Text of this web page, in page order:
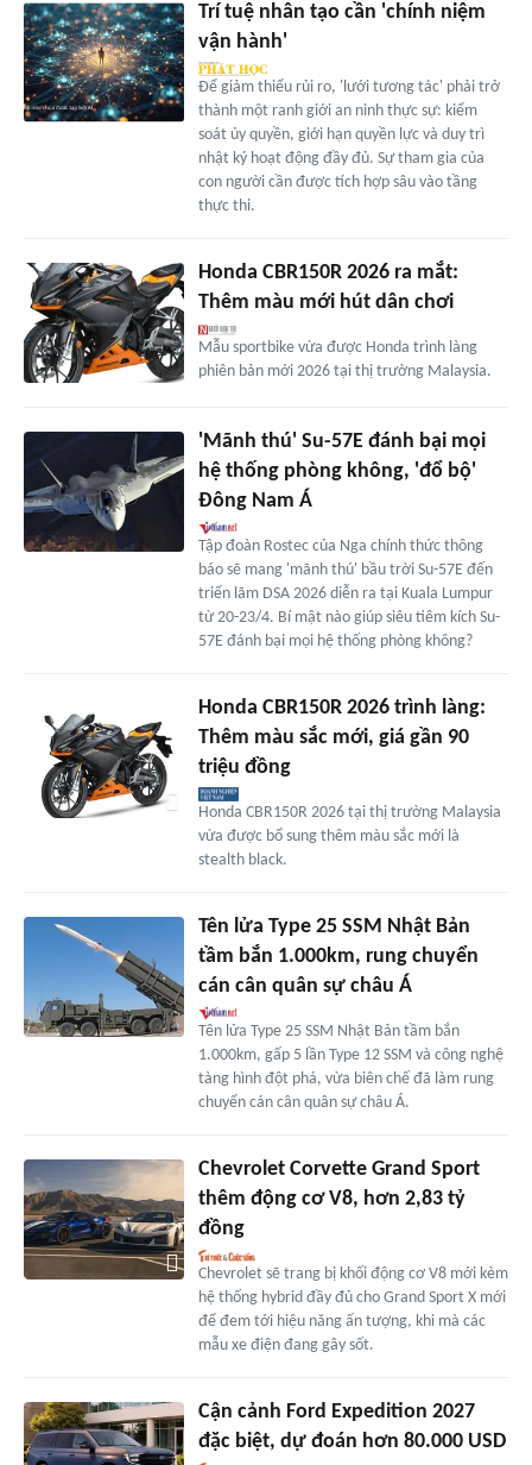
Trí tuệ nhân tạo cần 'chính niệm
vận hành'
Để giảm thiểu rủi ro, 'lưới tương tác' phải trở
thành một ranh giới an ninh thực sự: kiểm
soát ủy quyền, giới hạn quyền lực và duy trì
nhật ký hoạt động đầy đủ. Sự tham gia của
con người cần được tích hợp sâu vào tầng
thực thi.
Honda CBR150R 2026 ra mắt:
Thêm màu mới hút dân chơi
Mẫu sportbike vừa được Honda trình làng
phiên bản mới 2026 tại thị trường Malaysia.
'Mãnh thú' Su-57E đánh bại mọi
hệ thống phòng không, 'đổ bộ'
Đông Nam Á
Tập đoàn Rostec của Nga chính thức thông
báo sẽ mang 'mãnh thú' bầu trời Su-57E đến
triển lãm DSA 2026 diễn ra tại Kuala Lumpur
từ 20-23/4. Bí mật nào giúp siêu tiêm kích Su-
57E đánh bại mọi hệ thống phòng không?
Honda CBR150R 2026 trình làng:
Thêm màu sắc mới, giá gần 90
triệu đồng
Honda CBR150R 2026 tại thị trường Malaysia
vừa được bổ sung thêm màu sắc mới là
stealth black.
Tên lửa Type 25 SSM Nhật Bản
tầm bắn 1.000km, rung chuyển
cán cân quân sự châu Á
Tên lửa Type 25 SSM Nhật Bản tầm bắn
1.000km, gấp 5 lần Type 12 SSM và công nghệ
tàng hình đột phá, vừa biên chế đã làm rung
chuyển cán cân quân sự châu Á.
Chevrolet Corvette Grand Sport
thêm động cơ V8, hơn 2,83 tỷ
đồng
Chevrolet sẽ trang bị khối động cơ V8 mới kèm
hệ thống hybrid đầy đủ cho Grand Sport X mới
để đem tới hiệu năng ấn tượng, khi mà các
mẫu xe điện đang gây sốt.
Cận cảnh Ford Expedition 2027
đặc biệt, dự đoán hơn 80.000 USD